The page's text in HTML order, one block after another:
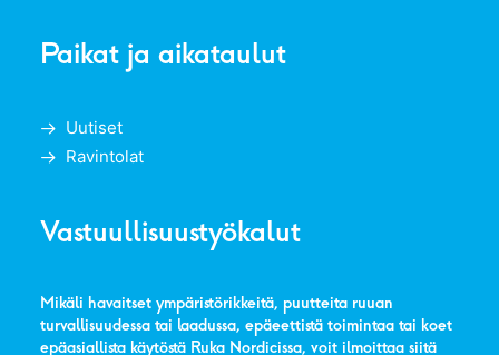
Paikat ja aikataulut
Uutiset
Ravintolat
Vastuullisuustyökalut
Mikäli havaitset ympäristörikkeitä, puutteita ruuan
turvallisuudessa tai laadussa, epäeettistä toimintaa tai koet
epäasiallista käytöstä Ruka Nordicissa, voit ilmoittaa siitä